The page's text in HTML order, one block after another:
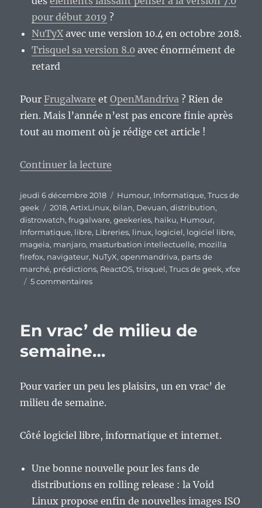
pour début 2019 ?
NuTyXavec une version 10.4 en octobre 2018.
Trisquel sa version 8.0 avec énormément de
retard
PourFrugalware etOpenMandriva ? Rien de
rien. Mais l’année n’est pas encore finie après
tout au moment où je rédige cet article !
Continuer la lecture
Publié
le
jeudi 6 décembre 2018 Catégories
Humour, Informatique,Trucs de
geek
Étiquettes
2018,ArtixLinux, bilan, Devuan,distribution,
distrowatch,frugalware,geekeries, haiku, Humour,
Informatique, libre, Libreries, linux, logiciel, logiciel libre,
mageia, manjaro, masturbation intellectuelle, mozilla
firefox, navigateur, NuTyX,openmandriva, parts de
marché, prédictions, ReactOS,trisquel,Trucs de geek,xfce
5 commentairessur
s’humilier
beauté
bilan
de
pour
En vrac’ de milieu de
semaine…
Pour varier un peu les plaisirs, un en vrac’ de
milieu de semaine.
Côté logiciel libre, informatique et internet.
Une bonne nouvelle pour les fans de
distributions en rolling release : la Void
Linux propose enfin de nouvelles images ISO